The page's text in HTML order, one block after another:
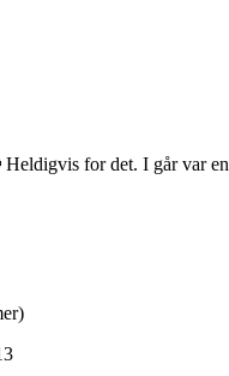
for det. I går var